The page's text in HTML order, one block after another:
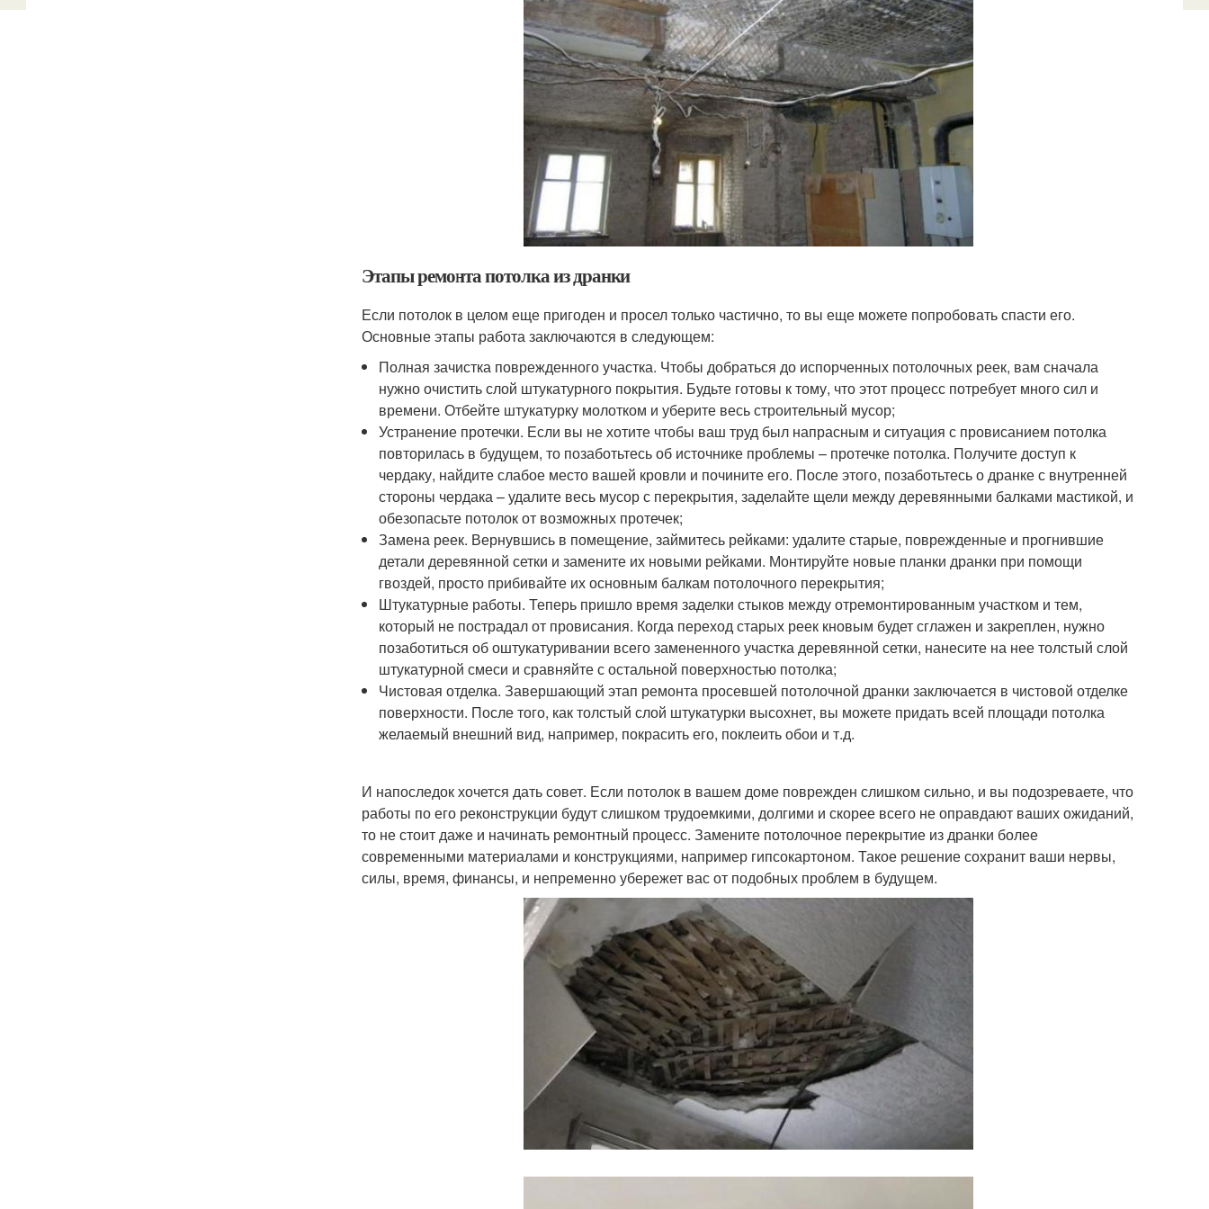
Этапы ремонта потолка из дранки
Если потолок в целом еще пригоден и просел только частично, то вы еще можете попробовать спасти его.
Основные этапы работа заключаются в следующем:
Полная зачистка поврежденного участка. Чтобы добраться до испорченных потолочных реек, вам сначала
нужно очистить слой штукатурного покрытия. Будьте готовы к тому, что этот процесс потребует много сил и
времени. Отбейте штукатурку молотком и уберите весь строительный мусор;
Устранение протечки. Если вы не хотите чтобы ваш труд был напрасным и ситуация с провисанием потолка
повторилась в будущем, то позаботьтесь об источнике проблемы – протечке потолка. Получите доступ к
чердаку, найдите слабое место вашей кровли и почините его. После этого, позаботьтесь о дранке с внутренней
стороны чердака – удалите весь мусор с перекрытия, заделайте щели между деревянными балками мастикой, и
обезопасьте потолок от возможных протечек;
Замена реек. Вернувшись в помещение, займитесь рейками: удалите старые, поврежденные и прогнившие
детали деревянной сетки и замените их новыми рейками. Монтируйте новые планки дранки при помощи
гвоздей, просто прибивайте их основным балкам потолочного перекрытия;
Штукатурные работы. Теперь пришло время заделки стыков между отремонтированным участком и тем,
который не пострадал от провисания. Когда переход старых реек кновым будет сглажен и закреплен, нужно
позаботиться об оштукатуривании всего замененного участка деревянной сетки, нанесите на нее толстый слой
штукатурной смеси и сравняйте с остальной поверхностью потолка;
Чистовая отделка. Завершающий этап ремонта просевшей потолочной дранки заключается в чистовой отделке
поверхности. После того, как толстый слой штукатурки высохнет, вы можете придать всей площади потолка
желаемый внешний вид, например, покрасить его, поклеить обои и т.д.
И напоследок хочется дать совет. Если потолок в вашем доме поврежден слишком сильно, и вы подозреваете, что
работы по его реконструкции будут слишком трудоемкими, долгими и скорее всего не оправдают ваших ожиданий,
то не стоит даже и начинать ремонтный процесс. Замените потолочное перекрытие из дранки более
современными материалами и конструкциями, например гипсокартоном. Такое решение сохранит ваши нервы,
силы, время, финансы, и непременно убережет вас от подобных проблем в будущем.